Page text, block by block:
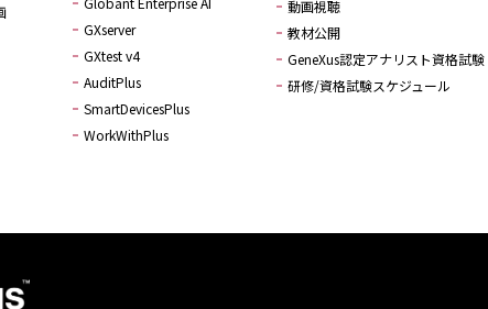
GXserver
GXtest v4
AuditPlus
SmartDevicesPlus
WorkWithPlus
動画視聴
教材公開
GeneXus認定アナリスト資格試験
研修/資格試験スケジュール